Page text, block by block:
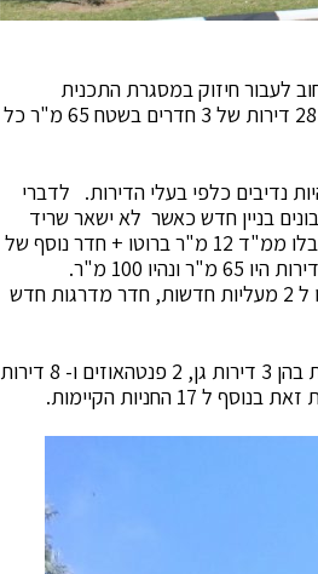
לעבור חיזוק במסגרת התכנית
הארצית לחיזוק מבנים. הבניין בקיציס 2 נבנה בתחילת שנות ה- 70 ויש בו 28 דירות של 3 חדרים בשטח 65 מ"ר כל
ליזמים להיות נדיבים כלפי בעלי הדירות. לדברי
בניין חדש כאשר לא ישאר שריד
בעלי הדירות קיבלו ממ"ד 12 מ"ר ברוטו + חדר נוסף של
מעבר לחיזוק היסודות, הבניין עצמו מתחדש לגמרי כלפי חוץ והדיירים יזכו ל 2 מעליות חדשות, חדר מדרגות חדש
נוסף על חיזוק והגדלת הדירות הקיימות היזמים בונים תוספת של 13 דירות בהן 3 דירות גן, 2 פנטהאוזים ו- 8 דירות